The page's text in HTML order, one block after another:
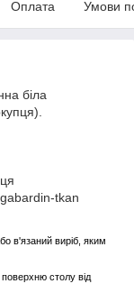
Оплата Умови
біла
tkan
в'язаний виріб, яким
столу від